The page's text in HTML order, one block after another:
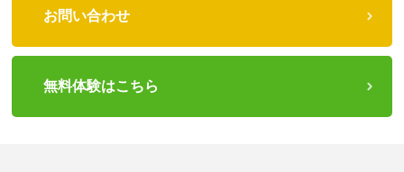
お問い合わせ
無料体験はこちら